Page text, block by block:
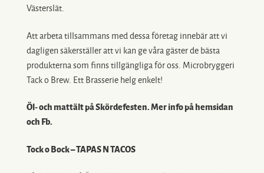
Västerslät.
Att arbeta tillsammans med dessa företag innebär att vi
dagligen säkerställer att vi kan ge våra gäster de bästa
produkterna som finns tillgängliga för oss. Microbryggeri
Tack o Brew. Ett Brasserie helg enkelt!
Öl- och mattält på Skördefesten. Mer info på hemsidan
och Fb.
Tock o Bock – TAPAS ´N TACOS